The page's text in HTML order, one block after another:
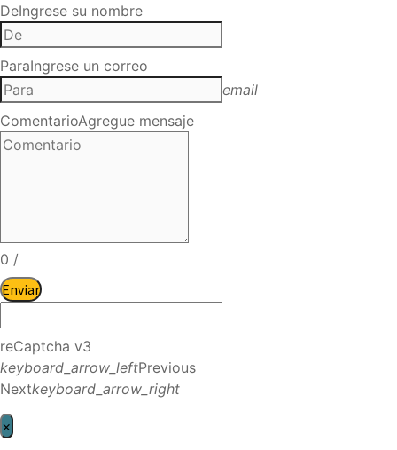
DeIngrese su nombre
ParaIngrese un correo
email
ComentarioAgregue mensaje
0 /
Enviar
reCaptcha v3
keyboard_arrow_leftPrevious
Nextkeyboard_arrow_right
×